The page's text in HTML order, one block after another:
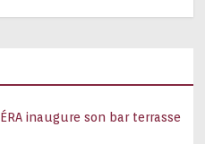
inaugure son bar terrasse